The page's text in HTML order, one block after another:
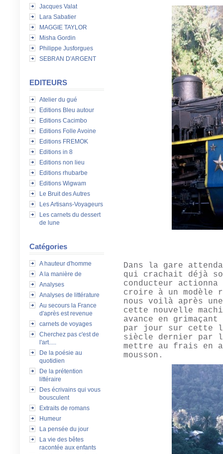
Jacques Valat
Lara Sabatier
MAGGIE TAYLOR
Misha Gordin
Philippe Jusforgues
SEBRAN D'ARGENT
EDITEURS
Atelier du gué
Editions Bleu autour
Editions Cacimbo
Editions Folle Avoine
Editions FREMOK
Editions in 8
Editions non lieu
Editions rhubarbe
Editions Wigwam
Le Bruit des Autres
Les Artisans-Voyageurs
Les carnets du dessert
de lune
Catégories
A hauteur d'homme
A la manière de
Analyses
Analyses de littérature
Au secours la France
d'après est revenue
carnets de voyages
Cherchez pas c'est de
l'art.....
De la poésie au
quotidien
De la prétention
littéraire
Des écrivains qui vous
bousculent
Extraits de romans
Humeur
La pensée du jour
La vie des bêtes
racontée aux enfants
Dans la gare
qui crachait déjà
conducteur
croire à un modèle
nous voilà après
cette nouvelle
avance en
par jour sur cette
siècle dernier par
mettre au frais en
mousson.